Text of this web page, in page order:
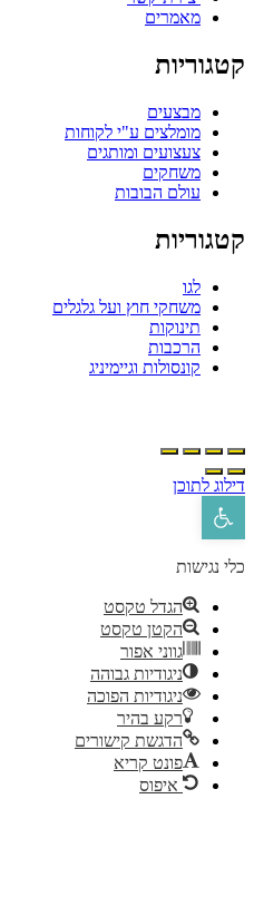
מאמרים
מבצעים
מומלצים ע"י לקוחות
צעצועים ומותגים
משחקים
עולם הבובות
לגו
משחקי חוץ ועל גלגלים
תינוקות
הרכבות
קונסולות וגיימיניג
לתוכן
פתח סרגל נגישות
נגישות
הגדל טקסט
הקטן טקסט
גווני אפור
ניגודיות גבוהה
ניגודיות הפוכה
רקע בהיר
הדגשת קישורים
פונט קריא
איפוס